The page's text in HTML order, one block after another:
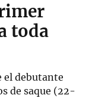
toda
el debutante
de saque (22-